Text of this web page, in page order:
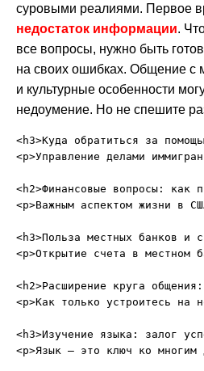
суровыми реалиями. Первое
недостаток информации.
все вопросы, нужно быть
на своих ошибках. Общение с
и культурные особенности
недоумение. Но не спешите
<h3>Куда обратиться за
<p>Управление делами
<h2>Финансовые вопросы: как
<p>Важным аспектом жизни в
<h3>Польза местных банков и
<p>Открытие счета в местном
<h2>Расширение круга
<p>Как только устроитесь на
<h3>Изучение языка: залог
<p>Язык — это ключ ко